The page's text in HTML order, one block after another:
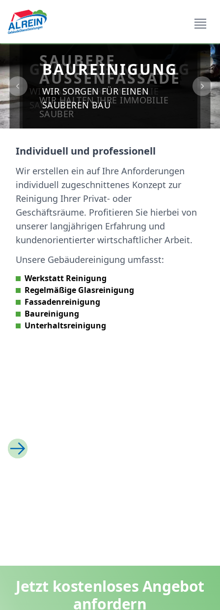
Open
GRUNDREINIGUNG
WIR HALTEN IHRE IMMOBILIE
SAUBER
SAUBERE
AUSSENFASSADE
WIR HALTEN IHRE IMMOBILIE
SAUBER
BAUREINIGUNG
WIR SORGEN FÜR EINEN
SAUBEREN BAU
Previous Next
Individuell und professionell
Wir erstellen ein auf Ihre Anforderungen
individuell zugeschnittenes Konzept zur
Reinigung Ihrer Privat- oder
Geschäftsräume. Profitieren Sie hierbei von
unserer langjährigen Erfahrung und
kundenorientierter wirtschaftlicher Arbeit.
Unsere Gebäudereinigung umfasst:
Werkstatt Reinigung
Regelmäßige Glasreinigung
Fassadenreinigung
Baureinigung
Unterhaltsreinigung
Previous
Next
Jetzt kostenloses Angebot
anfordern